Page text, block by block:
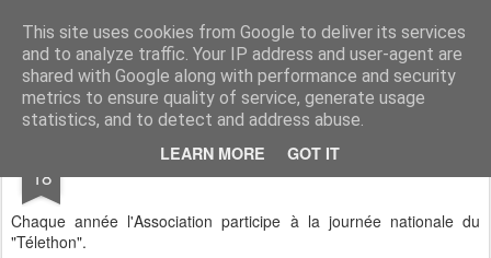
This site uses cookies from Google to deliver its services
and to analyze traffic. Your IP address and user-agent are
shared with Google along with performance and security
metrics to ensure quality of service, generate usage
statistics, and to detect and address abuse.
LEARN MORE GOT IT
Association du Temps Libre de Siros Association sportive et socio-culturelle
Pages
18 Téléthon
Chaque année l'Association participe à la journée nationale du
"Télethon".